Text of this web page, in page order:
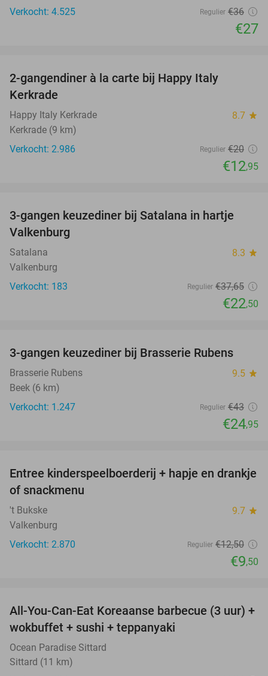
Verkocht: 4.525 Regulier €36
€27
2-gangendiner à la carte bij Happy Italy
Kerkrade
Happy Italy Kerkrade 8.7 star
Kerkrade (9 km)
Verkocht: 2.986
Regulier €20
€12,95
40%
3-gangen keuzediner bij Satalana in hartje
Valkenburg
Satalana 8.3 star
Valkenburg
Verkocht: 183
Regulier €37,65
€22,50
42%
3-gangen keuzediner bij Brasserie Rubens
Brasserie Rubens 9.5 star
Beek (6 km)
Verkocht: 1.247
Regulier €43
€24,95
24%
Entree kinderspeelboerderij + hapje en drankje
of snackmenu
't Bukske 9.7 star
Valkenburg
Verkocht: 2.870
Regulier €12,50
€9,50
21%
All-You-Can-Eat Koreaanse barbecue (3 uur) +
wokbuffet + sushi + teppanyaki
Ocean Paradise Sittard
Sittard (11 km)